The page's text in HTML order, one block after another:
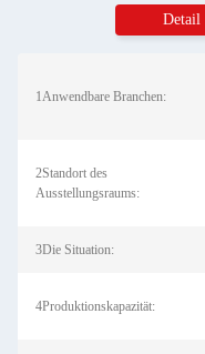
Detail
1Anwendbare Branchen:
2Standort des
Ausstellungsraums:
3Die Situation:
4Produktionskapazität: